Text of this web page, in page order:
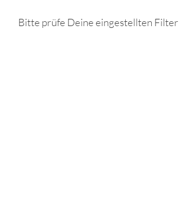
Bitte prüfe Deine eingestellten